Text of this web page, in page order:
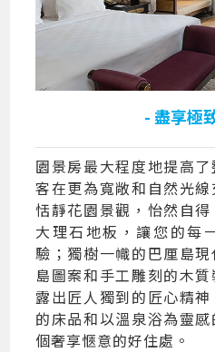
- 盡享極
園景房最大程度地提高
客在更為寬敞和自然光
恬靜花園景觀，怡然自
大理石地板，讓您的每
驗；獨樹一幟的巴厘島
島圖案和手工雕刻的木
露出匠人獨到的匠心精
的床品和以溫泉浴為靈
個奢享愜意的好住處。